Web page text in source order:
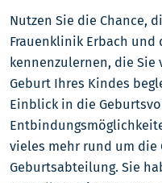
Nutzen Sie die Chance,
Frauenklinik Erbach
kennenzulernen, die Sie
Geburt Ihres Kindes
Einblick in die
vieles mehr rund um die
Geburtsabteilung. Sie